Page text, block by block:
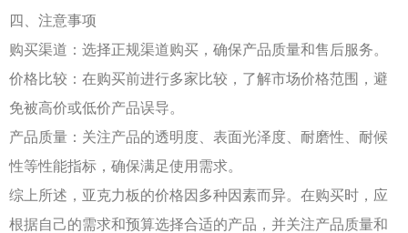
四、注意事项
购买渠道：选择正规渠道购买，确保产品质量和售后服务。
价格比较：在购买前进行多家比较，了解市场价格范围，避
免被高价或低价产品误导。
产品质量：关注产品的透明度、表面光泽度、耐磨性、耐候
性等性能指标，确保满足使用需求。
综上所述，亚克力板的价格因多种因素而异。在购买时，应
根据自己的需求和预算选择合适的产品，并关注产品质量和